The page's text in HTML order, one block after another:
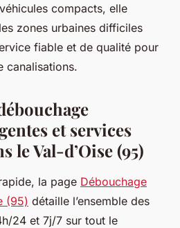
compacts, elle
zones urbaines difficiles
fiable et de qualité pour
canalisations.
et services
le Val-d’Oise (95)
la page Débouchage
(95) détaille l’ensemble des
24 et 7j/7 sur tout le